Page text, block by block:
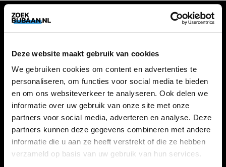
Deze website maakt gebruik van cookies
We gebruiken cookies om content en advertenties te
personaliseren, om functies voor social media te bieden
en om ons websiteverkeer te analyseren. Ook delen we
informatie over uw gebruik van onze site met onze
partners voor social media, adverteren en analyse. Deze
partners kunnen deze gegevens combineren met andere
informatie die u aan ze heeft verstrekt of die ze hebben
verzameld op basis van uw gebruik van hun services.
ZOEKBIJBAAN
FAQ
Kennis maken met MELON
VACATURES
Alle vacatures